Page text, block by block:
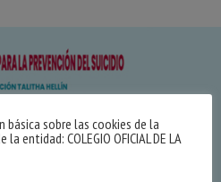
sobre las cookies de la
entidad: COLEGIO OFICIAL DE LA